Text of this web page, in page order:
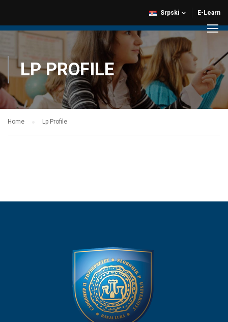
E-Learn
Srpski
LP PROFILE
Home Lp Profile